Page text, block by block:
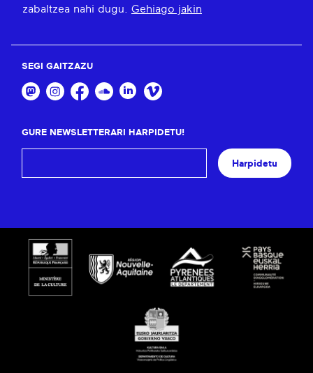
zabaltzea nahi dugu. Gehiago jakin
SEGI GAITZAZU
GURE NEWSLETTERARI HARPIDETU!
Harpidetu